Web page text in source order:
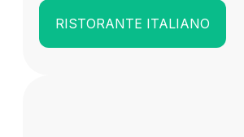
RISTORANTE ITALIANO